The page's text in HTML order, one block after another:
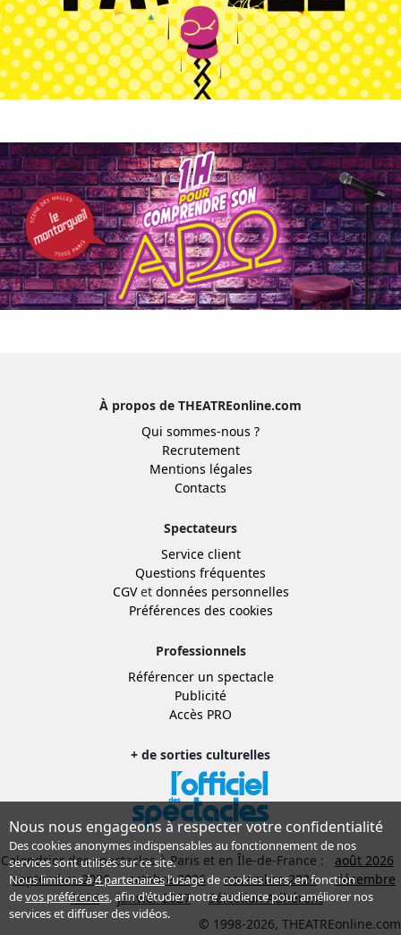
À propos de THEATREonline.com
Qui sommes-nous ?
Recrutement
Mentions légales
Contacts
Spectateurs
Service client
Questions fréquentes
CGVet données personnelles
Préférences des cookies
Professionnels
Référencer un spectacle
Publicité
Accès PRO
+ de sorties culturelles
Calendrier des spectacles à Paris et en Île-de-France :
août 2026
septembre 2026
octobre 2026 novembre 2026
décembre
2026
janvier 2027
Sélection Adhérent
© 1998-2026, THEATREonline.com
Nous nous engageons à respecter votre confidentialité
Des cookies anonymes indispensables au fonctionnement de nos
services sont utilisés sur ce site.
Nous limitons à4 partenairesl’usage de cookies tiers, en fonction
devos préférences, afin d'étudier notre audience pour améliorer nos
services et diffuser des vidéos.